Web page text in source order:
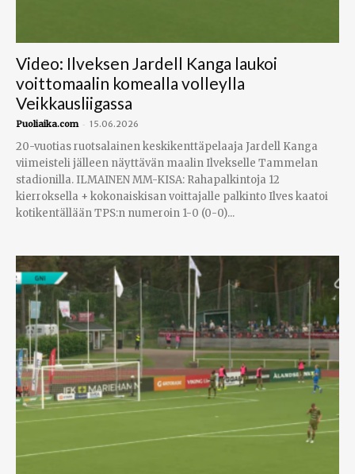
Video: Ilveksen Jardell Kanga laukoi
voittomaalin komealla volleylla
Veikkausliigassa
Puoliaika.com - 15.06.2026
20-vuotias ruotsalainen keskikenttäpelaaja Jardell Kanga
viimeisteli jälleen näyttävän maalin Ilvekselle Tammelan
stadionilla. ILMAINEN MM-KISA: Rahapalkintoja 12
kierroksella + kokonaiskisan voittajalle palkinto Ilves kaatoi
kotikentällään TPS:n numeroin 1-0 (0-0)...